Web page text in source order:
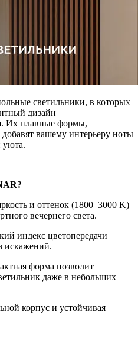
светильники, в которых
дизайн
Их плавные формы,
вашему интерьеру ноты
уюта.
и оттенок (1800–3000 K)
вечернего света.
индекс цветопередачи
искажений.
форма позволит
даже в небольших
корпус и устойчивая